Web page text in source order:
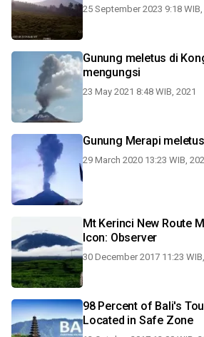
25 September 2023 9:18 WIB,
Gunung meletus di
mengungsi
23 May 2021 8:48 WIB, 2021
Gunung Merapi
29 March 2020 13:23 WIB,
Mt Kerinci New Route
Icon: Observer
30 December 2017 11:23
98 Percent of Bali's
Located in Safe Zone